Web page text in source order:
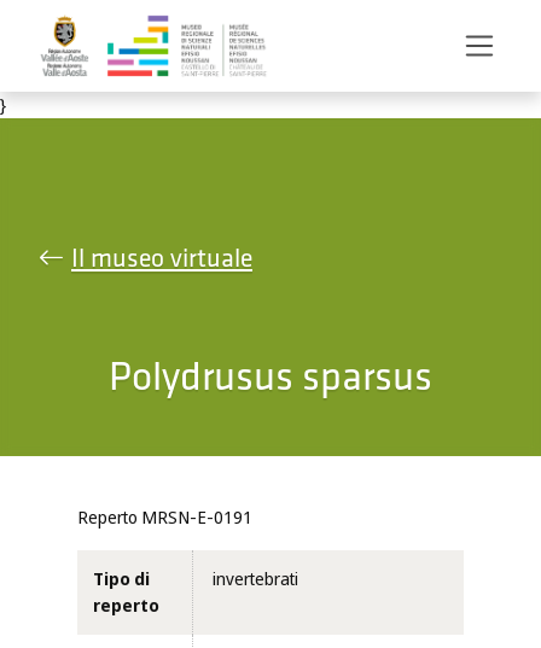
Salta al contenuto principale
}
Il museo virtuale
Polydrusus sparsus
Reperto MRSN-E-0191
Tipo di
reperto
invertebrati